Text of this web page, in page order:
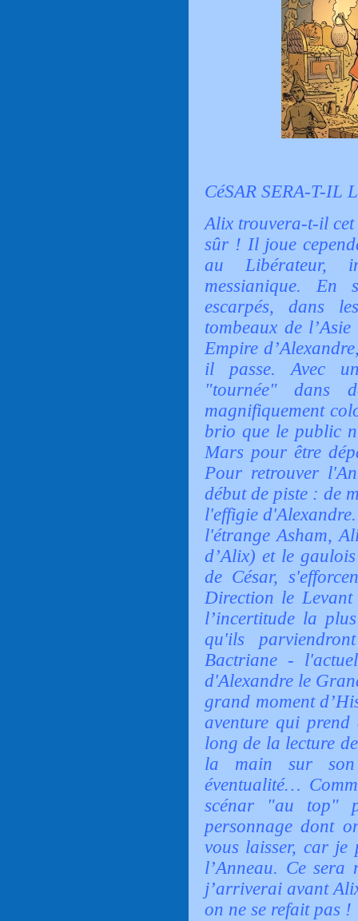
CéSAR SERA-T-IL
Alix trouvera-t-il cet
sûr ! Il joue
au Libérateur,
messianique. En
escarpés, dans
tombeaux de
Empire
il passe. Avec
"tournée" dans
magnifiquement
brio que le public
Mars pour être
Pour retrouver
début de piste : de
l'effigie
l'étrange Asham,
d’Alix) et le
de César,
Direction le
l’incertitude la
qu'ils
Bactriane -
d'Alexandre le
grand moment
aventure qui
long de la lecture
la main sur
éventualité…
scénar "au top"
personnage dont
vous laisser, car je
l’Anneau. Ce sera
j’arriverai avant
on ne se refait pas !